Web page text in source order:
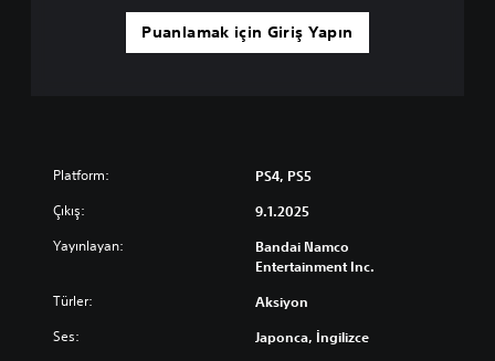
Puanlamak için Giriş Yapın
Platform: PS4, PS5
Çıkış: 9.1.2025
Yayınlayan:
Bandai Namco
Entertainment Inc.
Türler: Aksiyon
Ses: Japonca, İngilizce